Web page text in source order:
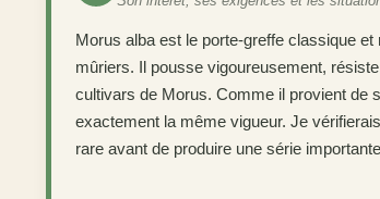
Morus alba est le porte-greffe classique
mûriers. Il pousse vigoureusement,
cultivars de Morus. Comme il provient de
exactement la même vigueur. Je
rare avant de produire une série